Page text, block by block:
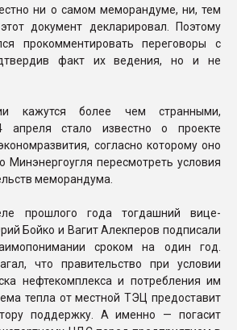
ни о самом меморандуме, ни, тем
документ декларировал. По­этому
прокомментировать переговоры с
факт их ведения, но и не
кажутся бо­лее чем странными,
ап­реля стало известно о проекте
согласно которому оно
пересмотреть условия
меморандума.
прошлого года тогдашний вице-
Бойко и Вагит Алекперов подписали
сроком на один год.
что правительство при условии
нефтекомплекса и потребления им
тепла от местной ТЭЦ предоставит
поддержку. А именно — погасит